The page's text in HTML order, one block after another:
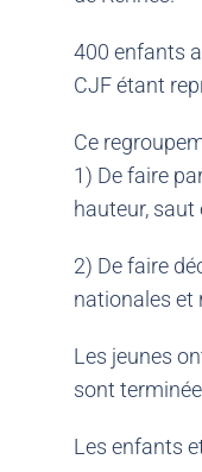
400 enfants
CJF étant
Ce
1) De faire
hauteur, saut
2) De faire
nationales et
Les jeunes
sont
Les enfants